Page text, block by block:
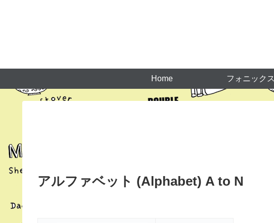
Home フォニックス
アルファベット (Alphabet) A to N